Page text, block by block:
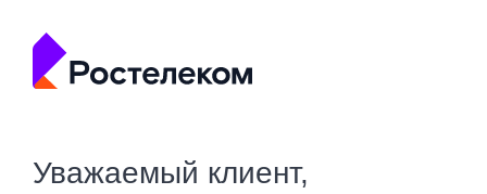
Уважаемый клиент,